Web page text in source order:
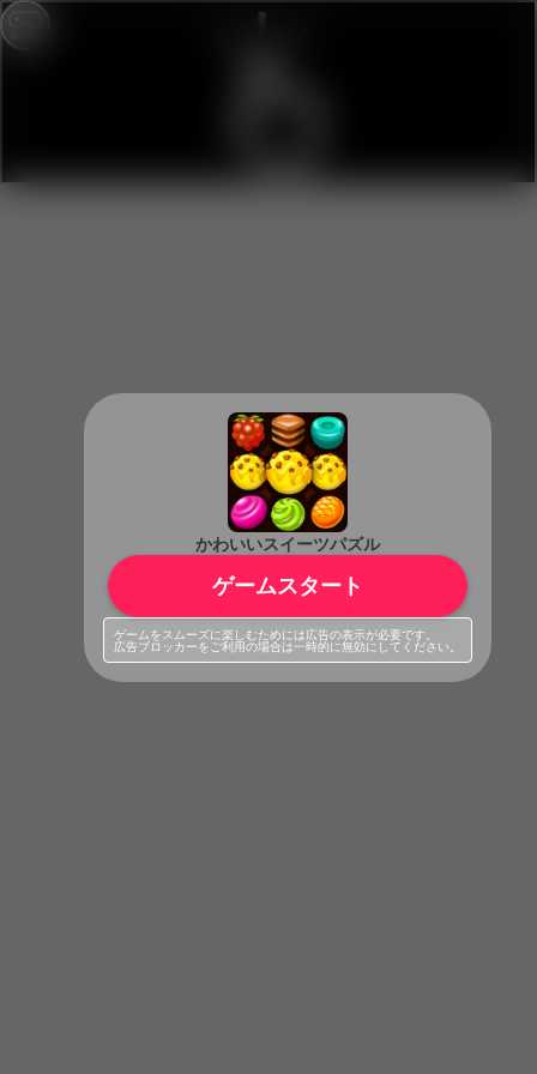
かわいいスイーツパズル
ゲームスタート
ゲームをスムーズに楽しむためには広告の表示が必要です。
広告ブロッカーをご利用の場合は一時的に無効にしてください。